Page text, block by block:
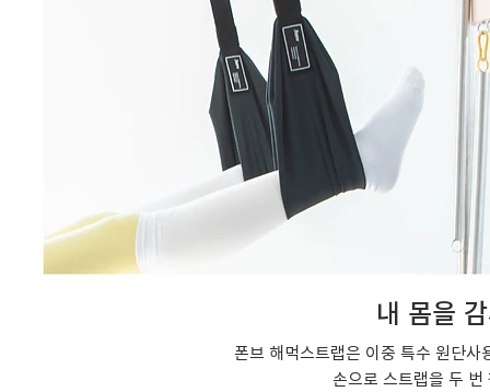
내 몸을
폰브 해먹스트랩은 이중 특수 원단사
손으로 스트랩을 두